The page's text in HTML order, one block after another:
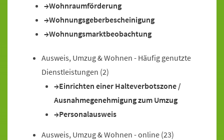
Wohnraumförderung
Wohnungsgeberbescheinigung
Wohnungsmarktbeobachtung
Ausweis, Umzug & Wohnen - Häufig genutzte
Dienstleistungen (2)
Einrichten einer Halteverbotszone /
Ausnahmegenehmigung zum Umzug
Personalausweis
Ausweis, Umzug & Wohnen - online (23)